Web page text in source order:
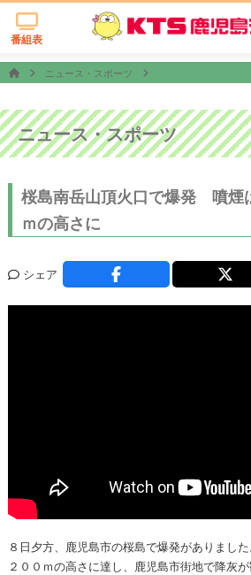
番組表
ニュース・スポーツ
ニュース・スポーツ
桜島南岳山頂火口で爆発 噴煙
ｍの高さに
シェア
８日夕方、鹿児島市の桜島で爆発がありまし
２００ｍの高さに達し、鹿児島市街地で降灰が